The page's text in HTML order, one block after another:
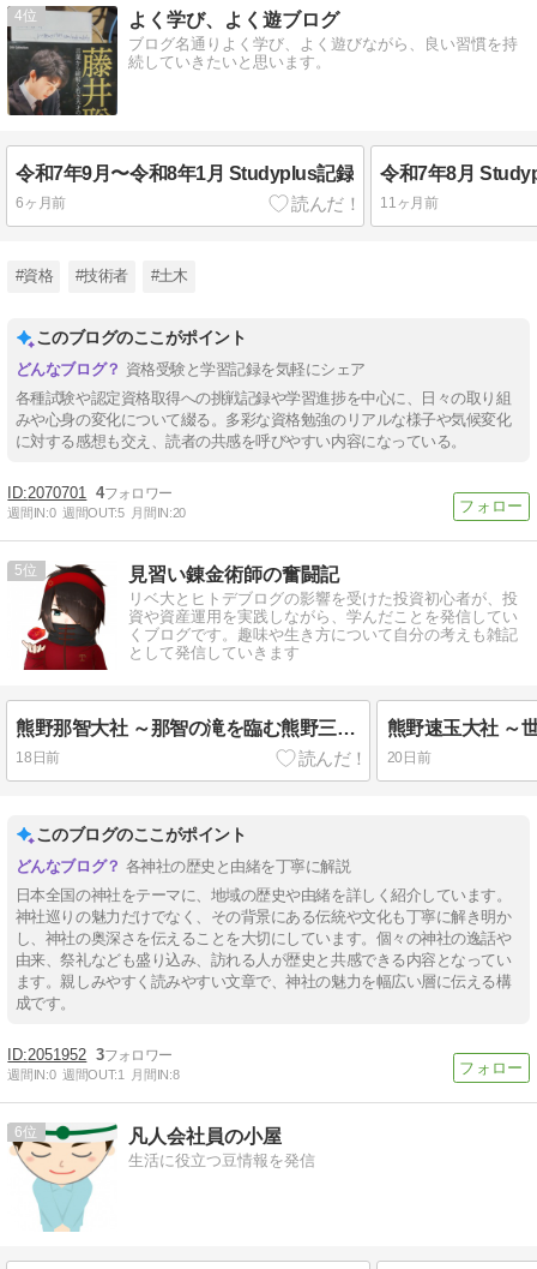
4 よく学び、よく遊ブログ
ブログ名通りよく学び、よく遊びながら、良い習慣を持
続していきたいと思います。
令和7年9月〜令和8年1月 Studyplus記録
6ヶ月前
令和7年8月
11ヶ月前
#資格 #技術者 #土木
このブログのここがポイント
資格受験と学習記録を気軽にシェア
各種試験や認定資格取得への挑戦記録や学習進捗を中心に、日々の取り組
みや心身の変化について綴る。多彩な資格勉強のリアルな様子や気候変化
に対する感想も交え、読者の共感を呼びやすい内容になっている。
2070701 4
週間IN:0 週間OUT:5 月間IN:20
5 見習い錬金術師の奮闘記
リベ大とヒトデブログの影響を受けた投資初心者が、投
資や資産運用を実践しながら、学んだことを発信してい
くブログです。趣味や生き方について自分の考えも雑記
として発信していきます
熊野那智大社 ～那智の滝を臨む熊野三山の一社～
18日前 20日前
このブログのここがポイント
各神社の歴史と由緒を丁寧に解説
日本全国の神社をテーマに、地域の歴史や由緒を詳しく紹介しています。
神社巡りの魅力だけでなく、その背景にある伝統や文化も丁寧に解き明か
し、神社の奥深さを伝えることを大切にしています。個々の神社の逸話や
由来、祭礼なども盛り込み、訪れる人が歴史と共感できる内容となってい
ます。親しみやすく読みやすい文章で、神社の魅力を幅広い層に伝える構
成です。
2051952 3
週間IN:0 週間OUT:1 月間IN:8
6 凡人会社員の小屋
生活に役立つ豆情報を発信